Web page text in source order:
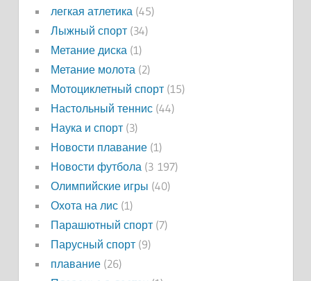
легкая атлетика(45)
Лыжный спорт(34)
Метание диска(1)
Метание молота(2)
Мотоциклетный спорт(15)
Настольный теннис(44)
Наука и спорт(3)
Новости плавание(1)
Новости футбола(3 197)
Олимпийские игры (40)
Охота на лис(1)
Парашютный спорт(7)
Парусный спорт(9)
плавание(26)